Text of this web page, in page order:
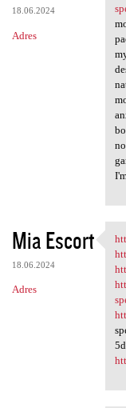
18.06.2024
Adres
Mia Escort
18.06.2024
Adres